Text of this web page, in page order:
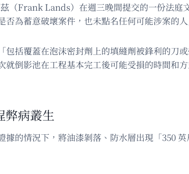
（Frank Lands）在週三晚間提交的一份法
為蓄意破壞案件，也未點名任何可能涉案的人
包括覆蓋在泡沫密封劑上的填縫劑被鋒利的刀
倒影池在工程基本完工後可能受損的時間和
弊病叢生
據的情況下，將油漆剝落、防水層出現「350